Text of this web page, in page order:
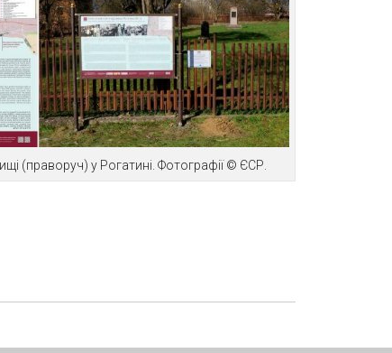
(праворуч) у Рогатині. Фотографії © ЄСР.